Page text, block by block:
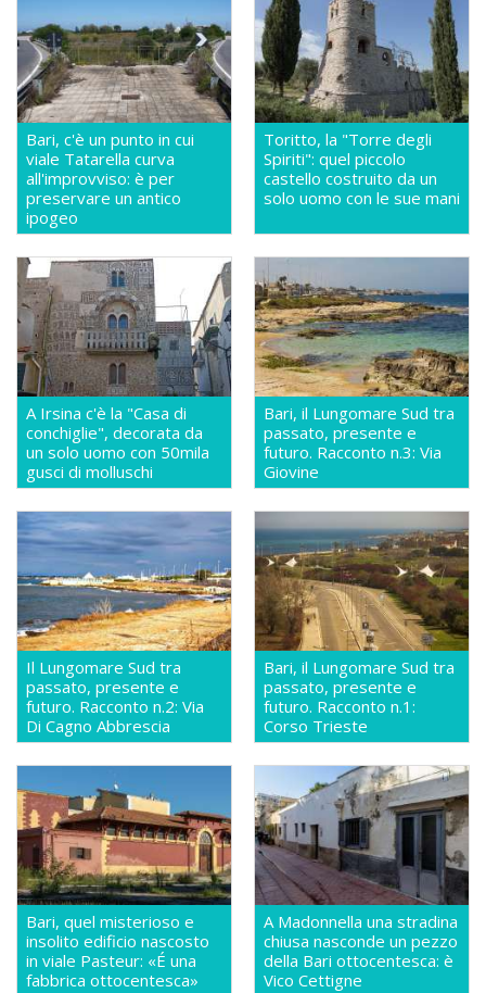
Bari, c'è un punto in cui
viale Tatarella curva
all'improvviso: è per
preservare un antico
ipogeo
Toritto, la "Torre degli
Spiriti": quel piccolo
castello costruito da un
solo uomo con le sue mani
A Irsina c'è la "Casa di
conchiglie", decorata da
un solo uomo con 50mila
gusci di molluschi
Bari, il Lungomare Sud tra
passato, presente e
futuro. Racconto n.3: Via
Giovine
Il Lungomare Sud tra
passato, presente e
futuro. Racconto n.2: Via
Di Cagno Abbrescia
Bari, il Lungomare Sud tra
passato, presente e
futuro. Racconto n.1:
Corso Trieste
Bari, quel misterioso e
insolito edificio nascosto
in viale Pasteur: «É una
fabbrica ottocentesca»
A Madonnella una stradina
chiusa nasconde un pezzo
della Bari ottocentesca: è
Vico Cettigne